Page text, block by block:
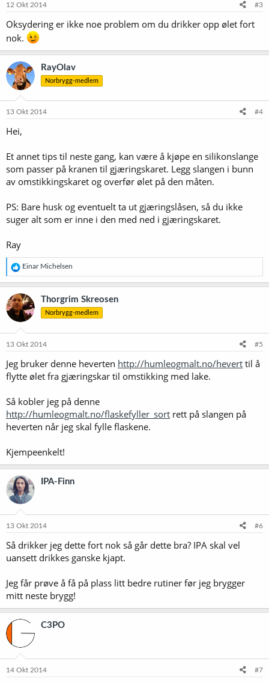
12 Okt 2014 #3
Oksydering er ikke noe problem om du drikker opp ølet fort
nok.
RayOlav
Norbrygg-medlem
13 Okt 2014 #4
Hei,
Et annet tips til neste gang, kan være å kjøpe en silikonslange
som passer på kranen til gjæringskaret. Legg slangen i bunn
av omstikkingskaret og overfør ølet på den måten.
PS: Bare husk og eventuelt ta ut gjæringslåsen, så du ikke
suger alt som er inne i den med ned i gjæringskaret.
Ray
R
e
a
k
s
j
o
e
:
Einar Michelsen
Thorgrim Skreosen
Norbrygg-medlem
13 Okt 2014 #5
Jeg bruker denne heverten http://humleogmalt.no/hevert til å
flytte ølet fra gjæringskar til omstikking med lake.
Så kobler jeg på denne
http://humleogmalt.no/flaskefyller_sort rett på slangen på
heverten når jeg skal fylle flaskene.
Kjempeenkelt!
IPA-Finn
13 Okt 2014 #6
Så drikker jeg dette fort nok så går dette bra? IPA skal vel
uansett drikkes ganske kjapt.
Jeg får prøve å få på plass litt bedre rutiner før jeg brygger
mitt neste brygg!
C3PO
14 Okt 2014 #7